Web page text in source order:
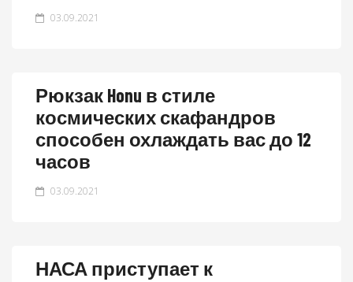
03.09.2021
Рюкзак Honu в стиле
космических скафандров
способен охлаждать вас до 12
часов
03.09.2021
НАСА приступает к